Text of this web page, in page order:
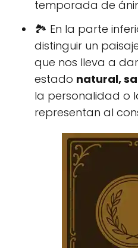
temporada de
🏞 En la parte
distinguir un
que nos lleva a
estado natural,
la personalidad o
representan al